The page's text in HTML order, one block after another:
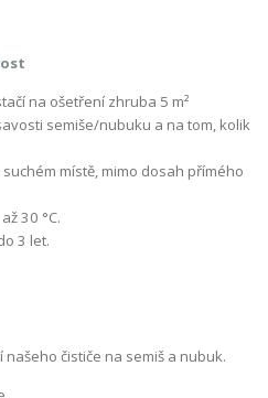
na ošetření zhruba 5 m²
semiše/nubuku a na tom, kolik
místě, mimo dosah přímého
30 °C.
3 let.
čističe na semiš a nubuk.